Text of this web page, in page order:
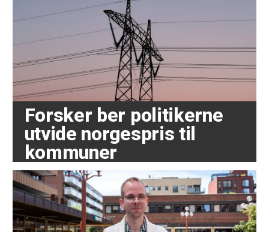
Forsker ber politikerne
utvide norgespris til
kommuner